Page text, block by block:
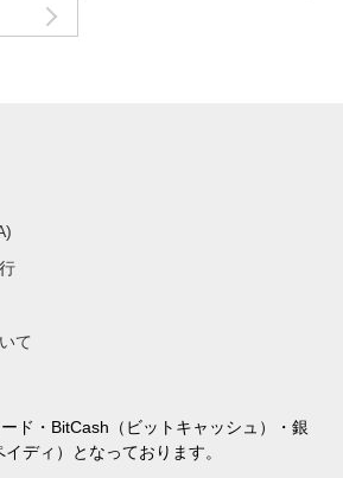
て
ド・BitCash（ビットキャッシュ）・銀
ディ）となっております。